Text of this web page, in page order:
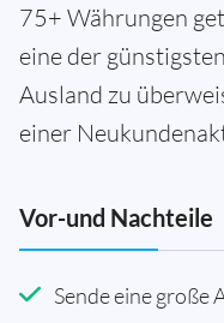
75+ Währungen
eine der
Ausland zu
einer
Vor-und Nachteile
Sende eine große